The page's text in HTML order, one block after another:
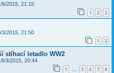
6/2015, 21:15
1 2 3
3/2015, 21:50
1 2
stíhací letadlo WW2
3/2015, 20:44
1 … 5 6 7 8